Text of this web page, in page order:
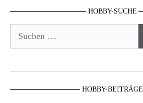
HOBBY-SUCHE
nach:
HOBBY-BEITRÄGE